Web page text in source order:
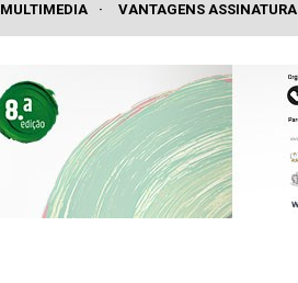
MULTIMEDIA · VANTAGENS ASSINATURA